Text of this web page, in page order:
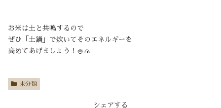
お米は土と共鳴するので
ぜひ「土鍋」で炊いてそのエネルギーを
高めてあげましょう！🍚🍙
未分類
シェアする